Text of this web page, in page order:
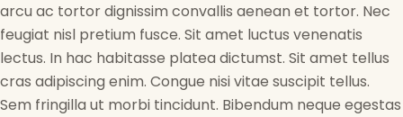
arcu ac tortor dignissim convallis aenean et tortor. Nec
feugiat nisl pretium fusce. Sit amet luctus venenatis
lectus. In hac habitasse platea dictumst. Sit amet tellus
cras adipiscing enim. Congue nisi vitae suscipit tellus.
Sem fringilla ut morbi tincidunt. Bibendum neque egestas